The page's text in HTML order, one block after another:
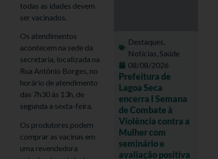
todas as idades devem
ser vacinados.
Os atendimentos
acontecem na sede da
secretaria, localizada na
Rua Antônio Borges, no
horário de atendimento
das 7h30 às 13h, de
segunda a sexta-feira.
Os produtores podem
comprar as vacinas em
uma revendedora
Destaques,
Notícias,Saúde
08/08/2026
Prefeitura de
Lagoa Seca
encerra I Semana
de Combate à
Violência contra a
Mulher com
seminário e
avaliação positiva